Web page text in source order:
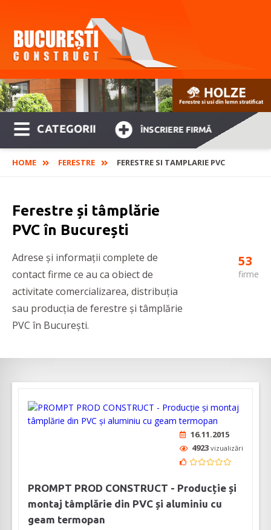
CATEGORII ÎNSCRIERE FIRMĂ
HOME FERESTRE FERESTRE SI TAMPLARIE PVC
Ferestre și tâmplărie
PVC în București
Adrese și informații complete de
contact firme ce au ca obiect de
activitate comercializarea, distribuția
sau producția de ferestre și tâmplărie
PVC în București.
53
firme
16.11.2015
4923 vizualizări
PROMPT PROD CONSTRUCT - Producție și
montaj tâmplărie din PVC și aluminiu cu
geam termopan